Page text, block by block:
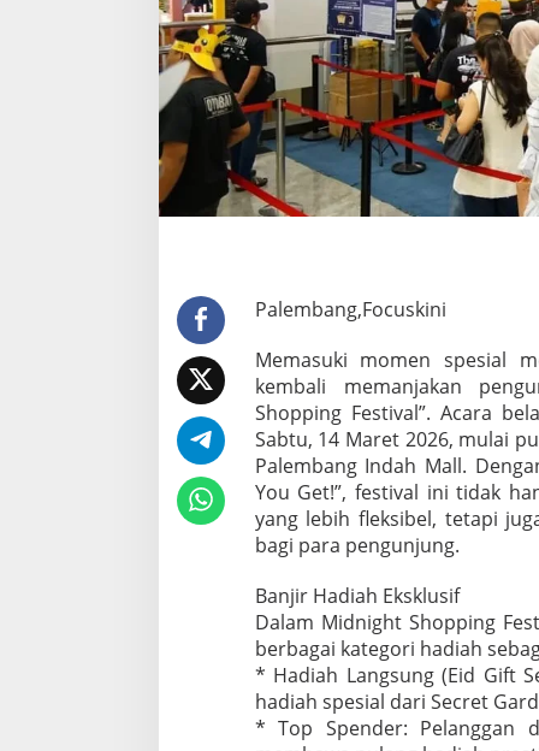
M
a
l
l
G
e
l
a
r
"
M
i
h
h
o
p
p
n
g
e
s
t
v
a
l
"
Palembang,Focuskini
Memasuki momen spesial
kembali memanjakan
Shopping Festival”. Acara
Sabtu, 14 Maret 2026, mulai
Palembang Indah Mall.
You Get!”, festival ini tidak
yang lebih fleksibel, tetapi
bagi para pengunjung.
Banjir Hadiah Eksklusif
Dalam Midnight Shopping
berbagai kategori hadiah
* Hadiah Langsung (Eid Gift
hadiah spesial dari Secret
* Top Spender: Pelanggan